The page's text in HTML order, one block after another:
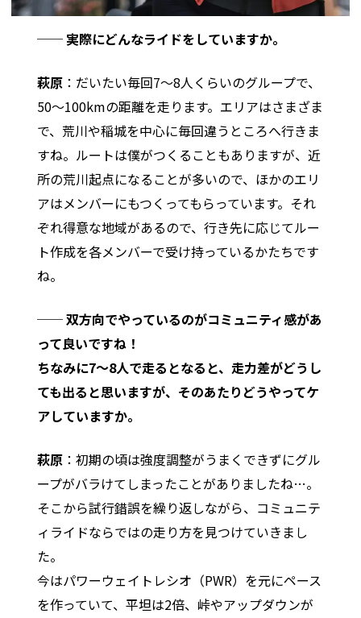
── 実際にどんなライドをしていますか。
萩原 ：だいたい毎回7〜8人くらいのグループで、
50〜100kmの距離を走ります。エリアはさまざま
で、荒川や稲城を中心に毎回違うところへ行きま
すね。ルートは僕がつくることもありますが、近
所の荒川起点になることが多いので、ほかのエリ
アはメンバーにもつくってもらっています。それ
ぞれ得意な地域があるので、行き先に応じてルー
ト作成を各メンバーで受け持っているかたちです
ね。
── 双方向でやっているのがコミュニティ感があ
って良いですね！
ちなみに7〜8人で走るとなると、走力差がどうし
ても出ると思いますが、そのあたりどうやってケ
アしていますか。
萩原 ：初期の頃は強度調整がうまくできずにグル
ープがバラけてしまったことがありましたね…。
そこから試行錯誤を繰り返しながら、コミュニテ
ィライドならではの走り方を見つけていきまし
た。
今はパワーウェイトレシオ（PWR）を元にペース
を作っていて、平坦は2倍、峠やアップダウンが